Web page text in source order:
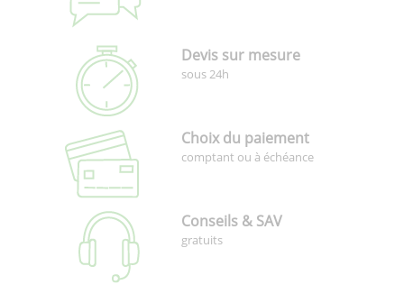
Devis sur mesure
sous 24h
Choix du paiement
comptant ou à échéance
Conseils & SAV
gratuits